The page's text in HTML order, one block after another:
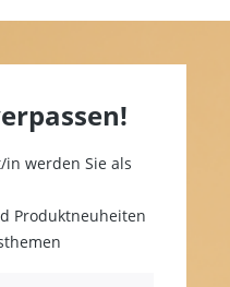
werden Sie als
Produktneuheiten